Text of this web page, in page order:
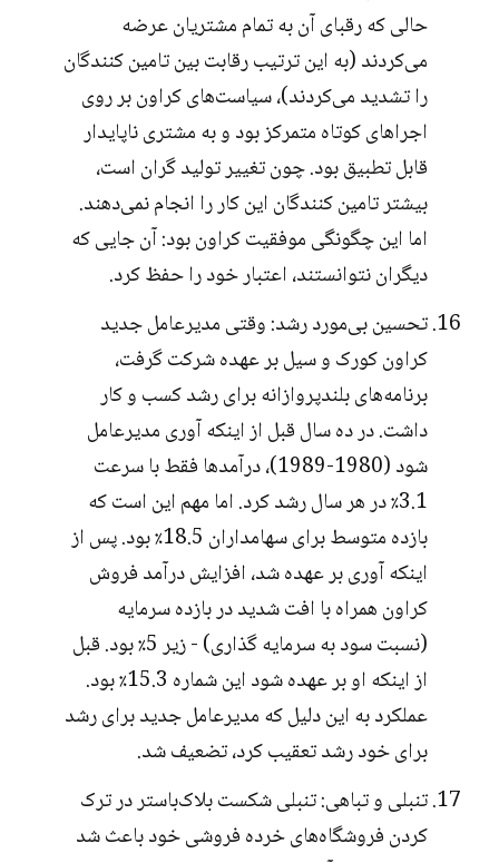
حالی که رقبای آن به تمام مشتریان عرضه
می‌کردند (به این ترتیب رقابت بین تامین کنندگان
را تشدید می‌کردند)، سیاست‌های کراون بر روی
اجراهای کوتاه متمرکز بود و به مشتری ناپایدار
قابل تطبیق بود. چون تغییر تولید گران است،
بیشتر تامین کنندگان این کار را انجام نمی‌دهند.
اما این چگونگی موفقیت کراون بود: آن جایی که
دیگران نتوانستند، اعتبار خود را حفظ کرد.
تحسین بی‌مورد رشد: وقتی مدیرعامل جدید
کراون کورک و سیل بر عهده شرکت گرفت،
برنامه‌های بلندپروازانه برای رشد کسب و کار
داشت. در ده سال قبل از اینکه آوری مدیرعامل
شود (1980-1989)، درآمدها فقط با سرعت
3.1٪ در هر سال رشد کرد. اما مهم این است که
بازده متوسط برای سهامداران 18.5٪ بود. پس از
اینکه آوری بر عهده شد، افزایش درآمد فروش
کراون همراه با افت شدید در بازده سرمایه
(نسبت سود به سرمایه گذاری) - زیر 5٪ بود. قبل
از اینکه او بر عهده شود این شماره 15.3٪ بود.
عملکرد به این دلیل که مدیرعامل جدید برای رشد
برای خود رشد تعقیب کرد، تضعیف شد.
تنبلی و تباهی: تنبلی شکست بلاک‌باستر در ترک
کردن فروشگاه‌های خرده فروشی خود باعث شد